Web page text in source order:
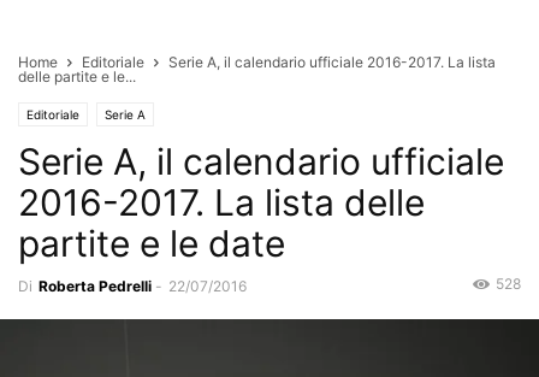
Home Editoriale
Serie A, il calendario ufficiale 2016-2017. La lista
delle partite e le...
Editoriale Serie A
Serie A, il calendario ufficiale
2016-2017. La lista delle
partite e le date
Di Roberta Pedrelli - 22/07/2016 528